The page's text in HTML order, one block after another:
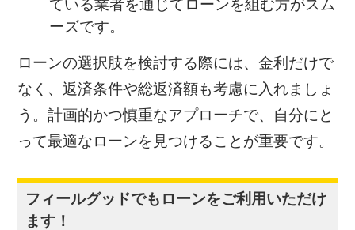
ている業者を通じてローンを組む方がスム
ーズです。
ローンの選択肢を検討する際には、金利だけで
なく、返済条件や総返済額も考慮に入れましょ
う。計画的かつ慎重なアプローチで、自分にと
って最適なローンを見つけることが重要です。
フィールグッドでもローンをご利用いただけ
ます！